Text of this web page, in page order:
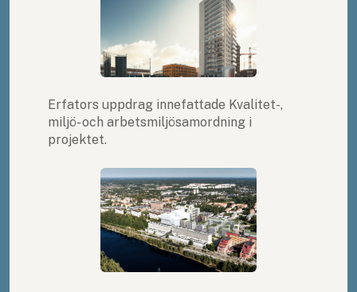
Erfators uppdrag innefattade Kvalitet-,
miljö- och arbetsmiljösamordning i
projektet.